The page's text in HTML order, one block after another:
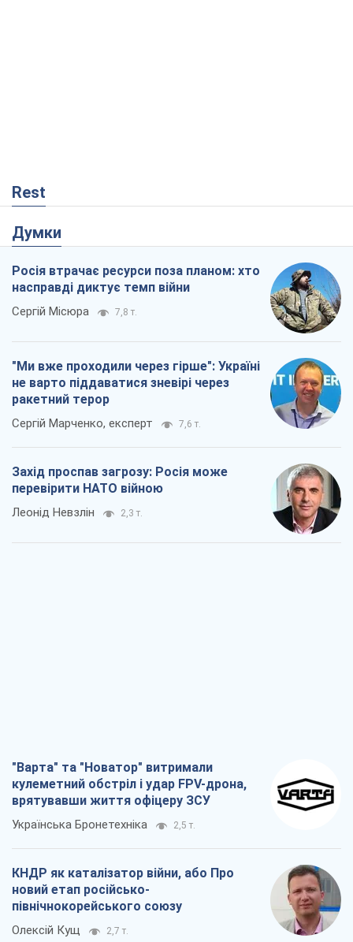
Rest
Думки
Росія втрачає ресурси поза планом: хто
насправді диктує темп війни
Сергій Місюра 7,8 т.
"Ми вже проходили через гірше": Україні
не варто піддаватися зневірі через
ракетний терор
Сергій Марченко, експерт 7,6 т.
Захід проспав загрозу: Росія може
перевірити НАТО війною
Леонід Невзлін 2,3 т.
"Варта" та "Новатор" витримали
кулеметний обстріл і удар FPV-дрона,
врятувавши життя офіцеру ЗСУ
Українська Бронетехніка 2,5 т.
КНДР як каталізатор війни, або Про
новий етап російсько-
північнокорейського союзу
Олексій Кущ 2,7 т.